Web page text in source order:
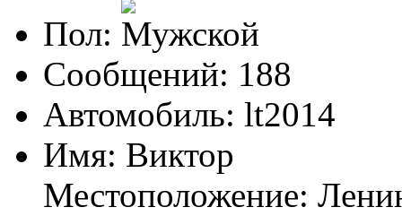
Пол:
Сообщений: 188
Автомобиль: lt2014
Имя: Виктор
Местоположение: